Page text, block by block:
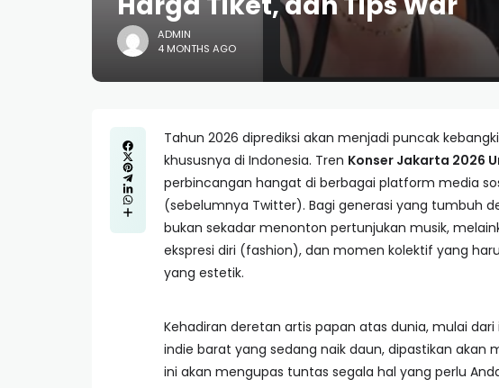
ADMIN
4 MONTHS AGO
Tahun 2026 diprediksi akan menjadi puncak
khususnya di Indonesia. Tren Konser Jakarta 2026
perbincangan hangat di berbagai platform media
(sebelumnya Twitter). Bagi generasi yang tumbuh
bukan sekadar menonton pertunjukan musik,
ekspresi diri (fashion), dan momen kolektif yang
yang estetik.
Kehadiran deretan artis papan atas dunia, mulai
indie barat yang sedang naik daun, dipastikan akan
ini akan mengupas tuntas segala hal yang perlu